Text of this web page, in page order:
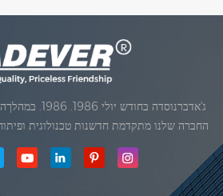
ג'אדברנוסדה
החברה שלנו השיגה את המטרה האיכותי,
ג'אדברסולם ושות